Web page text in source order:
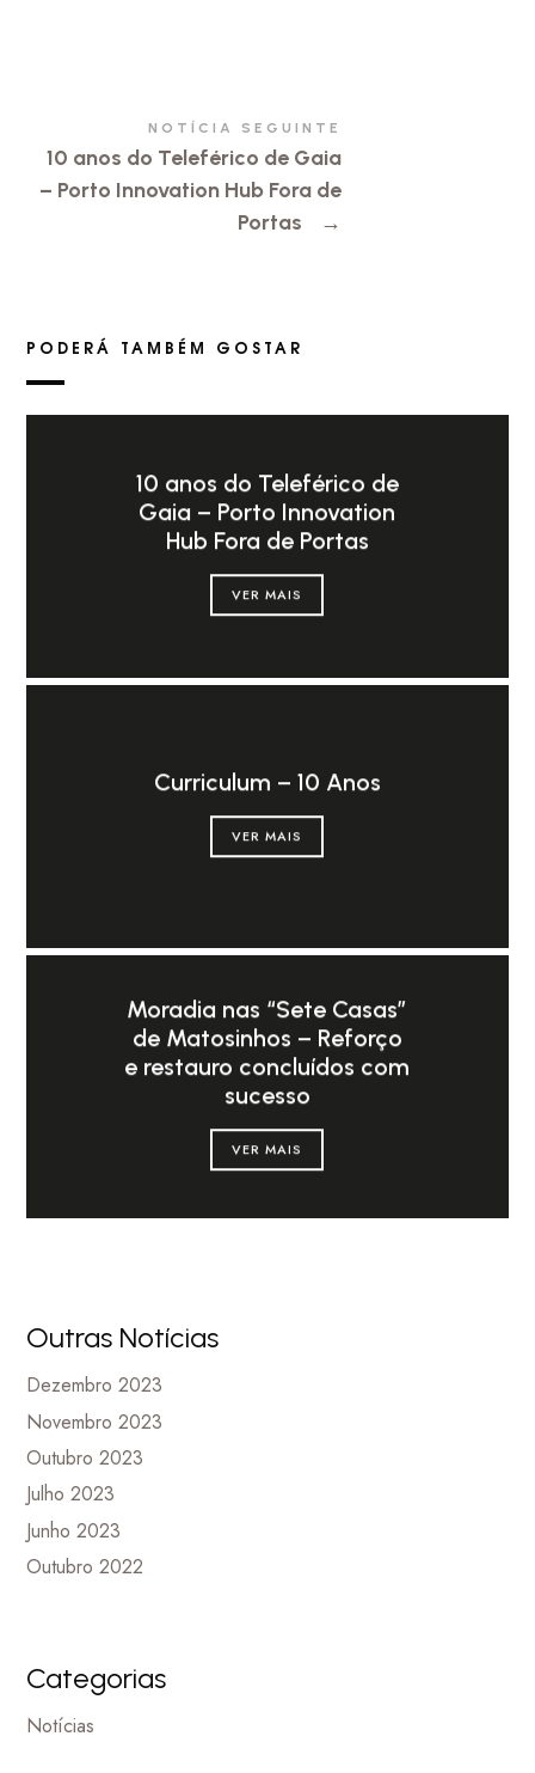
NOTÍCIA SEGUINTE
10 anos do Teleférico de Gaia
– Porto Innovation Hub Fora de
Portas
→
PODERÁ TAMBÉM GOSTAR
10 anos do Teleférico de
Gaia – Porto Innovation
Hub Fora de Portas
VER MAIS
Curriculum – 10 Anos
VER MAIS
Moradia nas “Sete Casas”
de Matosinhos – Reforço
e restauro concluídos com
sucesso
VER MAIS
Outras Notícias
Dezembro 2023
Novembro 2023
Outubro 2023
Julho 2023
Junho 2023
Outubro 2022
Categorias
Notícias